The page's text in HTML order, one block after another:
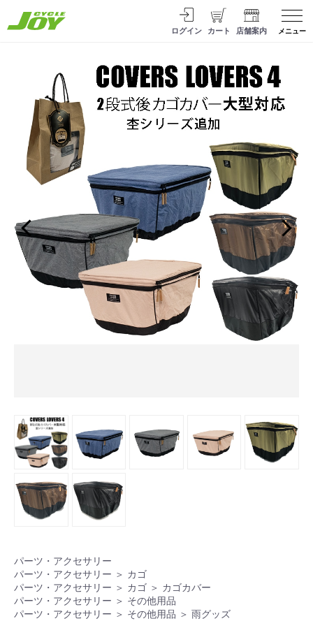
ログイン カート 店舗案内 メニュー
パーツ・アクセサリー
パーツ・アクセサリー ＞ カゴ
パーツ・アクセサリー ＞ カゴ ＞ カゴカバー
パーツ・アクセサリー ＞ その他用品
パーツ・アクセサリー ＞ その他用品 ＞ 雨グッズ